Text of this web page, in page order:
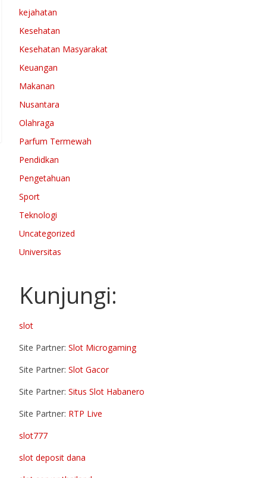
kejahatan
Kesehatan
Kesehatan Masyarakat
Keuangan
Makanan
Nusantara
Olahraga
Parfum Termewah
Pendidkan
Pengetahuan
Sport
Teknologi
Uncategorized
Universitas
Kunjungi:
slot
Site Partner: Slot Microgaming
Site Partner: Slot Gacor
Site Partner: Situs Slot Habanero
Site Partner: RTP Live
slot777
slot deposit dana